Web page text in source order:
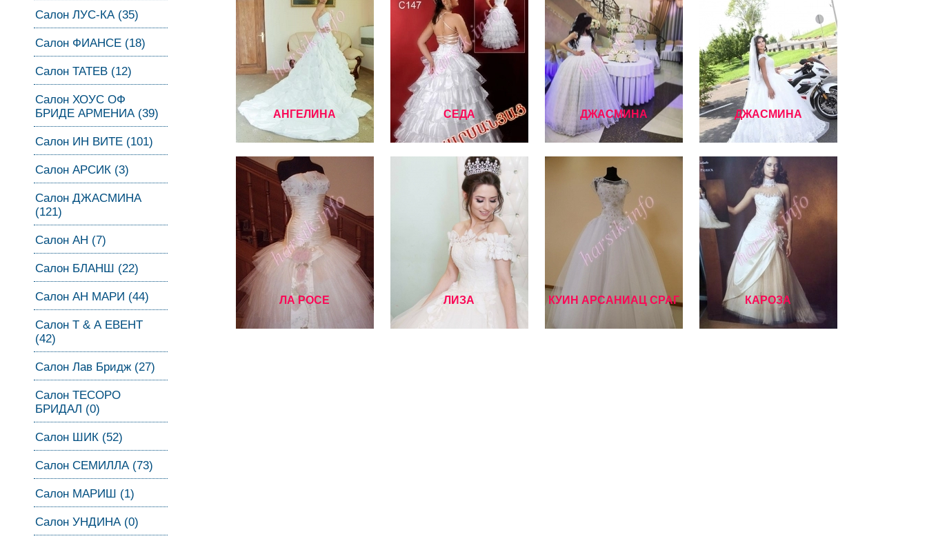
Салон ЛУС-КА (35)
Салон ФИАНСЕ (18)
Салон ТАТЕВ (12)
Салон ХОУС ОФ
БРИДЕ АРМЕНИА (39)
Салон ИН ВИТЕ (101)
Салон АРСИК (3)
Салон ДЖАСМИНА
(121)
Салон АН (7)
Салон БЛАНШ (22)
Салон АН МАРИ (44)
Салон Т & А ЕВЕНТ
(42)
Салон Лав Бридж (27)
Салон ТЕСОРО
БРИДАЛ (0)
Салон ШИК (52)
Салон СЕМИЛЛА (73)
Салон МАРИШ (1)
Салон УНДИНА (0)
АНГЕЛИНА СЕДА ДЖАСМИНА ДЖАСМИНА
ЛА РОСЕ ЛИЗА КУИН АРСАНИАЦ СРАГ КАРОЗА